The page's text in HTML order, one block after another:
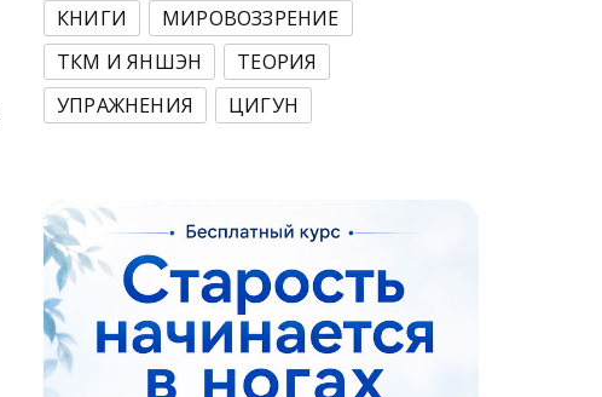
КНИГИ
МИРОВОЗЗРЕНИЕ
ТКМ И ЯНШЭН
ТЕОРИЯ
УПРАЖНЕНИЯ
ЦИГУН